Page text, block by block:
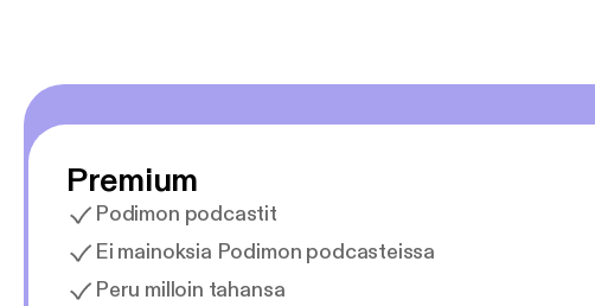
Premium
Podimon podcastit
Ei mainoksia Podimon podcasteissa
Peru milloin tahansa